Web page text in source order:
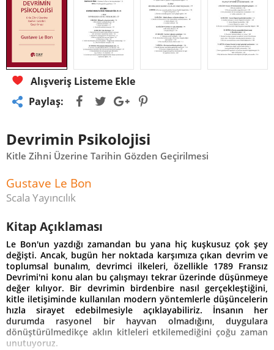
Alışveriş Listeme Ekle
Paylaş:
Devrimin Psikolojisi
Kitle Zihni Üzerine Tarihin Gözden Geçirilmesi
Gustave Le Bon
Scala Yayıncılık
Kitap Açıklaması
Le Bon'un yazdığı zamandan bu yana hiç kuşkusuz çok şey
değişti. Ancak, bugün her noktada karşımıza çıkan devrim ve
toplumsal bunalım, devrimci ilkeleri, özellikle 1789 Fransız
Devrimi'ni konu alan bu çalışmayı tekrar üzerinde düşünmeye
değer kılıyor. Bir devrimin birdenbire nasıl gerçekleştiğini,
kitle iletişiminde kullanılan modern yöntemlerle düşüncelerin
hızla sirayet edebilmesiyle açıklayabiliriz. İnsanın her
durumda rasyonel bir hayvan olmadığını, duygulara
dönüştürülmedikçe aklın kitleleri etkilemediğini çoğu zaman
unutuyoruz.